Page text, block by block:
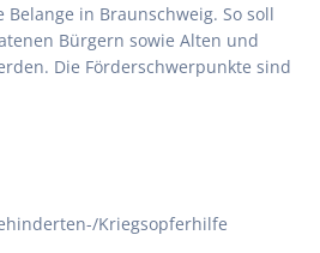
in Braunschweig. So soll
Bürgern sowie Alten und
Die Förderschwerpunkte sind
Kriegsopferhilfe